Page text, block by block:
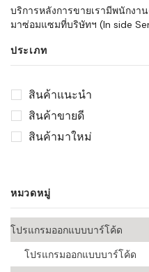
บริการหลังการขายเรามีพนักง
มาซ่อมแซมที่บริษัทฯ (In side
ประเภท
สินค้าแนะนำ
สินค้าขายดี
สินค้ามาใหม่
หมวดหมู่
โปรแกรมออกแบบบาร์โค้ด
โปรแกรมออกแบบบาร์โค้ด